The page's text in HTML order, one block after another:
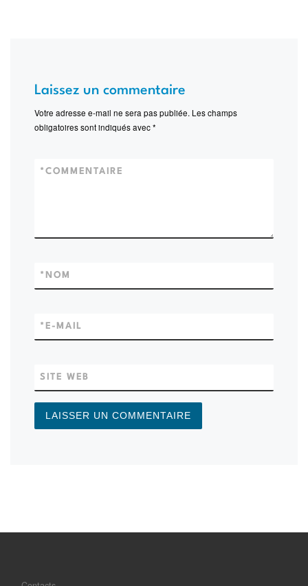
Laissez un commentaire
Votre adresse e-mail ne sera pas publiée. Les champs
obligatoires sont indiqués avec*
COMMENTAIRE
*
NOM
*
E-MAIL
*
SITE WEB